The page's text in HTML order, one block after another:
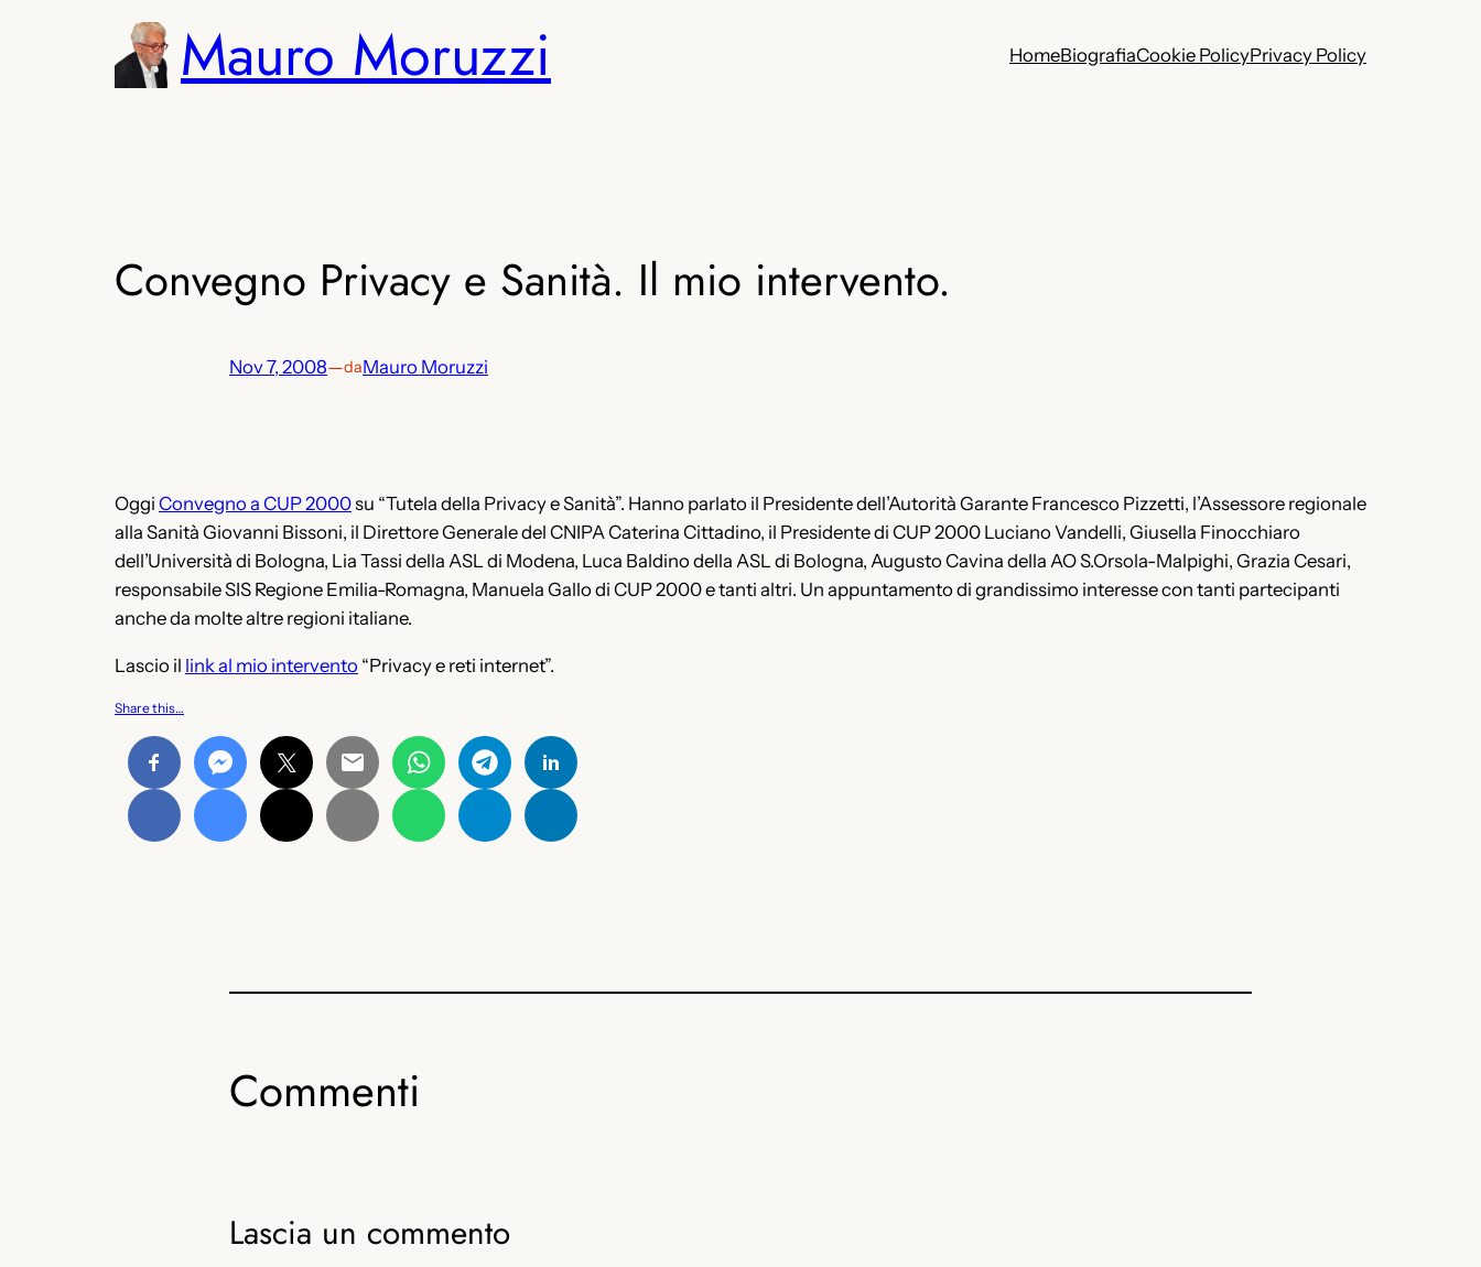
Mauro Moruzzi HomeBiografiaCookie PolicyPrivacy Policy
Convegno Privacy e Sanità. Il mio intervento.
Nov 7, 2008—daMauro Moruzzi
Oggi Convegno a CUP 2000su “Tutela della Privacy e Sanità”. Hanno parlato il Presidente dell’Autorità Garante Francesco Pizzetti, l’Assessore regionale
alla Sanità Giovanni Bissoni, il Direttore Generale del CNIPA Caterina Cittadino, il Presidente di CUP 2000 Luciano Vandelli, Giusella Finocchiaro
dell’Università di Bologna, Lia Tassi della ASL di Modena, Luca Baldino della ASL di Bologna, Augusto Cavina della AO S.Orsola-Malpighi, Grazia Cesari,
responsabile SIS Regione Emilia-Romagna, Manuela Gallo di CUP 2000 e tanti altri. Un appuntamento di grandissimo interesse con tanti partecipanti
anche da molte altre regioni italiane.
Lascio il link al mio intervento “Privacy e reti internet”.
Share this…
Commenti
Lascia un commento